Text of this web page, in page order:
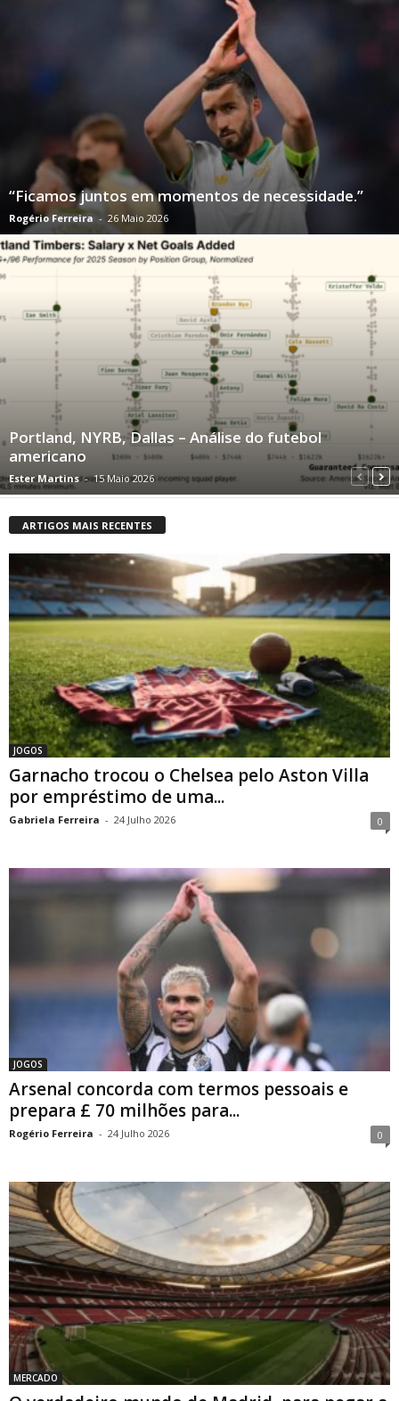
“Ficamos juntos em momentos de necessidade.”
Rogério Ferreira - 26 Maio 2026
Portland, NYRB, Dallas – Análise do futebol
americano
Ester Martins - 15 Maio 2026
ARTIGOS MAIS RECENTES
JOGOS
Garnacho trocou o Chelsea pelo Aston Villa
por empréstimo de uma...
Gabriela Ferreira - 24 Julho 2026 0
JOGOS
Arsenal concorda com termos pessoais e
prepara £ 70 milhões para...
Rogério Ferreira - 24 Julho 2026 0
MERCADO